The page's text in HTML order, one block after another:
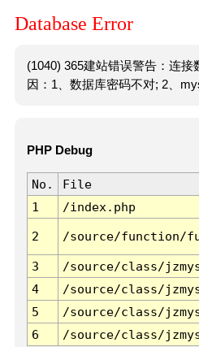
Database Error
(1040) 365建站错误警告：连接
因：1、数据库密码不对; 2、
PHP Debug
No. File
1
/index.php
2 /source/function/
3 /source/class/
4
/source/class/
5
/source/class/
6
/source/class/